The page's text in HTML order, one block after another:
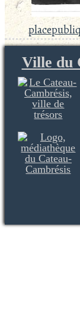
Ville du